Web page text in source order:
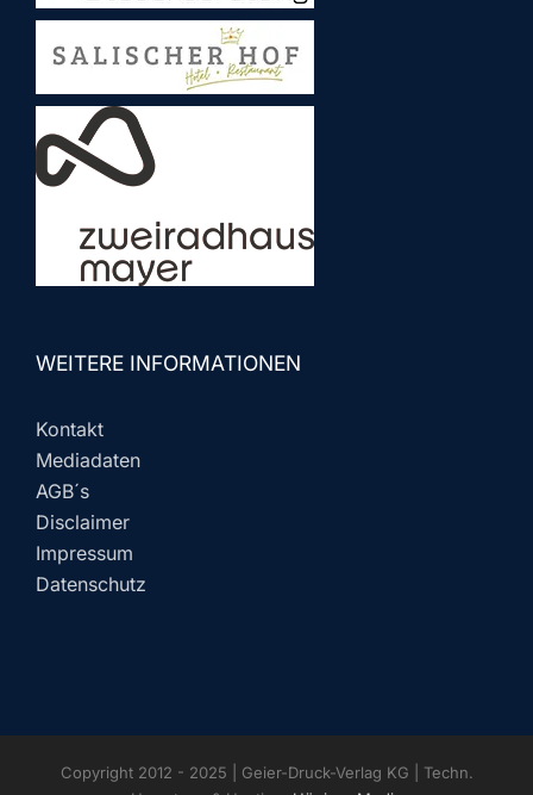
WEITERE INFORMATIONEN
Kontakt
Mediadaten
AGB´s
Disclaimer
Impressum
Datenschutz
Copyright 2012 - 2025 | Geier-Druck-Verlag KG | Techn.